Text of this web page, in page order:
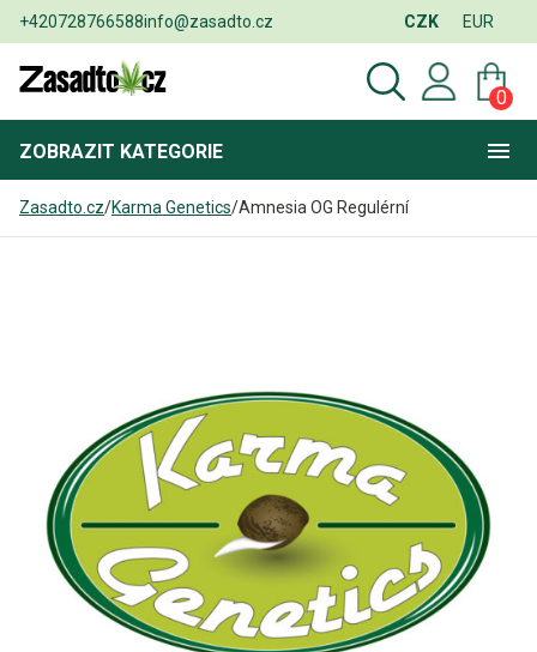
+420728766588info@zasadto.cz CZK EUR
0
ZOBRAZIT KATEGORIE
Zasadto.cz/Karma Genetics/Amnesia OG Regulérní